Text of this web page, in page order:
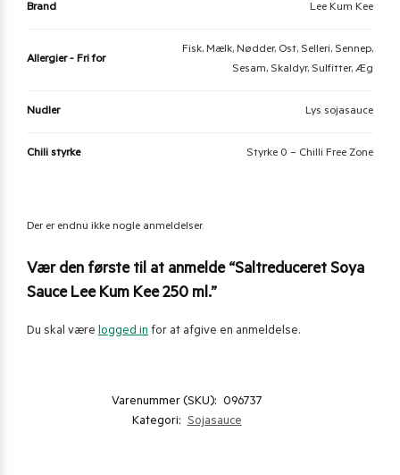
Brand Lee Kum Kee
Allergier - Fri for
Fisk, Mælk, Nødder, Ost, Selleri, Sennep,
Sesam, Skaldyr, Sulfitter, Æg
Nudler Lys sojasauce
Chili styrke Styrke 0 – Chilli Free Zone
Der er endnu ikke nogle anmeldelser.
Vær den første til at anmelde “Saltreduceret Soya
Sauce Lee Kum Kee 250 ml.”
Du skal være logged in for at afgive en anmeldelse.
Varenummer (SKU): 096737
Kategori: Sojasauce